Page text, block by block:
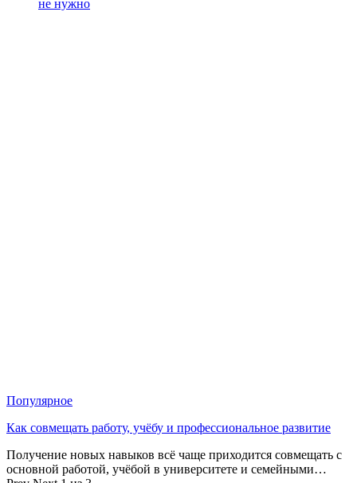
не нужно
Популярное
Как совмещать работу, учёбу и профессиональное развитие
Получение новых навыков всё чаще приходится совмещать с
основной работой, учёбой в университете и семейными…